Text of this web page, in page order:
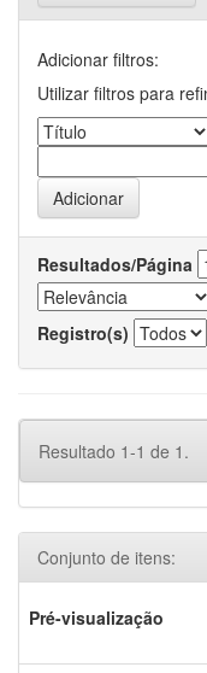
Adicionar filtros:
Utilizar filtros para
Resultados/Página
Registro(s)
Resultado 1-1 de 1.
Conjunto de itens:
Pré-visualização